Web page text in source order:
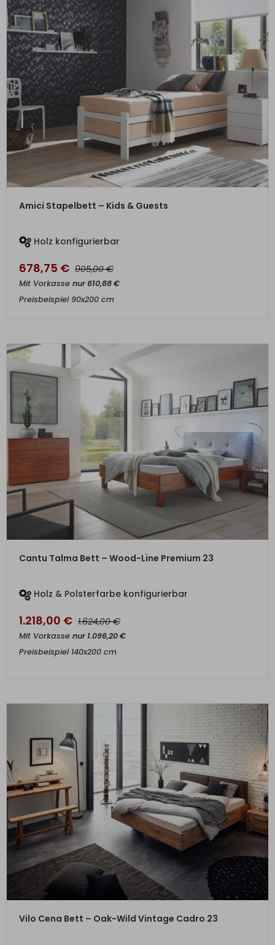
ZUM PRODUKT
Amici Stapelbett – Kids & Guests
Holz konfigurierbar
678,75 € 905,00€
Mit Vorkasse nur610,88€
Preisbeispiel 90x200 cm
ZUM PRODUKT
Cantu Talma Bett – Wood-Line Premium 23
Holz & Polsterfarbe konfigurierbar
1.218,00 € 1.624,00€
Mit Vorkasse nur1.096,20€
Preisbeispiel 140x200 cm
ZUM PRODUKT
Vilo Cena Bett – Oak-Wild Vintage Cadro 23